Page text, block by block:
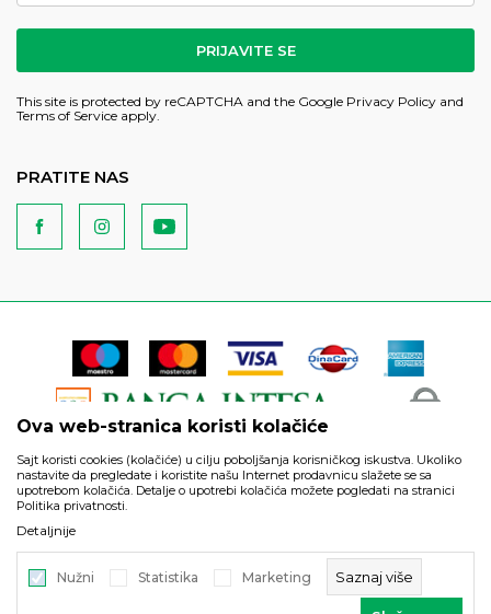
PRIJAVITE SE
This site is protected by reCAPTCHA and the Google Privacy Policy and
Terms of Service apply.
PRATITE NAS
artikli prikazani na sajtu su deo naše ponude i ne podrazumeva
da su dostupni u svakom trenutku.
, IzradaNB SOFT. Sva prava
Ova web-stranica koristi kolačiće
Sajt koristi cookies (kolačiće) u cilju poboljšanja korisničkog iskustva. Ukoliko
nastavite da pregledate i koristite našu Internet prodavnicu slažete se sa
upotrebom kolačića. Detalje o upotrebi kolačića možete pogledati na stranici
Politika privatnosti.
Detaljnije
Nužni Statistika Marketing Saznaj više